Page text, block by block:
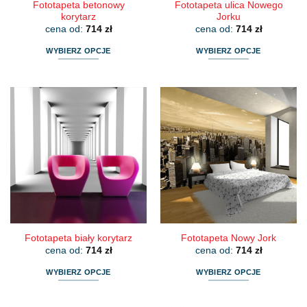
Fototapeta betonowy
korytarz
cena od: 714 zł
WYBIERZ OPCJE
wiele
wariantów.
Opcje
można
wybrać
na
stronie
Fototapeta ulica Nowego
Jorku
cena od: 714 zł
WYBIERZ OPCJE
wiele
wariantów.
Opcje
można
wybrać
na
stronie
produktu
Fototapeta biały korytarz
cena od: 714 zł
WYBIERZ OPCJE
Fototapeta Nowy Jork
cena od: 714 zł
WYBIERZ OPCJE